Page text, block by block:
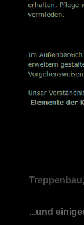
...und